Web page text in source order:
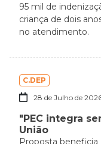
95 mil de
criança de dois
no atendimento.
C.DEP
28 de Julho de
"PEC integra
União
Proposta